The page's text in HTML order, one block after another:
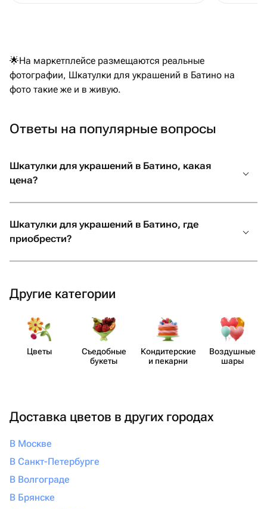
на
🌟На маркетплейсе размещаются реальные
фотографии, Шкатулки для украшений в Батино на
фото такие же и в живую.
Ответы на популярные вопросы
Шкатулки для украшений в Батино, какая
цена?
Шкатулки для украшений в Батино, где
приобрести?
Другие категории
Цветы
Съедобные
букеты
Кондит​ерские
и пекарни
Воздушные
шары
Доставка цветов в других городах
В Москве
В Санкт-Петербурге
В Волгограде
В Брянске